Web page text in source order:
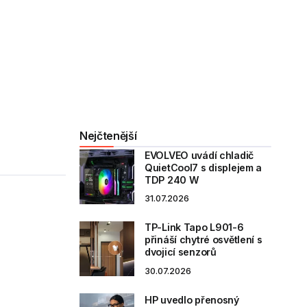
Nejčtenější
EVOLVEO uvádí chladič
QuietCool7 s displejem a
TDP 240 W
31.07.2026
TP-Link Tapo L901-6
přináší chytré osvětlení s
dvojicí senzorů
30.07.2026
HP uvedlo přenosný